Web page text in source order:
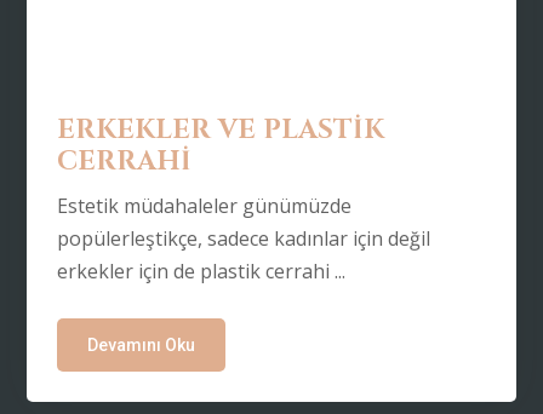
ERKEKLER VE PLASTİK
CERRAHİ
Estetik müdahaleler günümüzde
popülerleştikçe, sadece kadınlar için değil
erkekler için de plastik cerrahi ...
Devamını Oku